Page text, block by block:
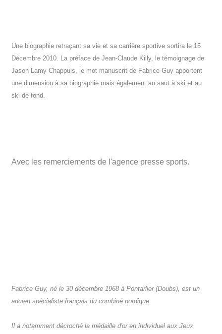
Une biographie retraçant sa vie et sa carrière sportive sortira le 15
Décembre 2010. La préface de Jean-Claude Killy, le témoignage de
Jason Lamy Chappuis, le mot manuscrit de Fabrice Guy apportent
une dimension à sa biographie mais également au saut à ski et au
ski de fond.
Avec les remerciements de l'agence presse sports.
Fabrice Guy, né le 30 décembre 1968 à Pontarlier (Doubs), est un
ancien spécialiste français du combiné nordique.
Il a notamment décroché la médaille d'or en individuel aux Jeux